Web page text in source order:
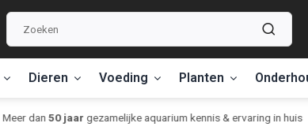
Dieren Voeding Planten
Meer dan50 jaargezamelijke aquarium kennis & ervaring in huis